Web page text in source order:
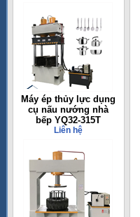
Máy ép thủy lực dụng
cụ nấu nướng nhà
bếp YQ32-315T
Liên hệ